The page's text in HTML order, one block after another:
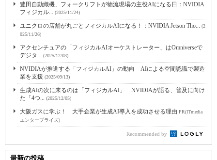
豊田自動織機、フォークリフトが物流現場の主役AIになる日：NVIDIA
フィジカル...
(2025/11/24)
ユニクロの店舗が丸ごとフィジカルAIになる！：NVIDIA Jetson Tho...
(2
025/11/26)
アクセンチュアの「フィジカルAIオーケストレーター」はOmniverseで
デジタ...
(2025/12/03)
NVIDIAが推進する「フィジカルAI」の動向 AIによる空間認識で製造
業を支援 (2025/09/13)
生成AIの次に来るのは「フィジカルAI」 NVIDIAが語る、普及に向け
た「4つ...
(2025/12/05)
大阪ガスに学ぶ！ 大手企業が生成AI導入を成功させる理由 PR(ITmedia
エンタープライズ)
Recommended by
最新の投稿